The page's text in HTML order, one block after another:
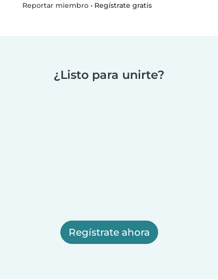
Reportar miembro• Regístrate gratis
¿Listo para unirte?
Regístrate ahora